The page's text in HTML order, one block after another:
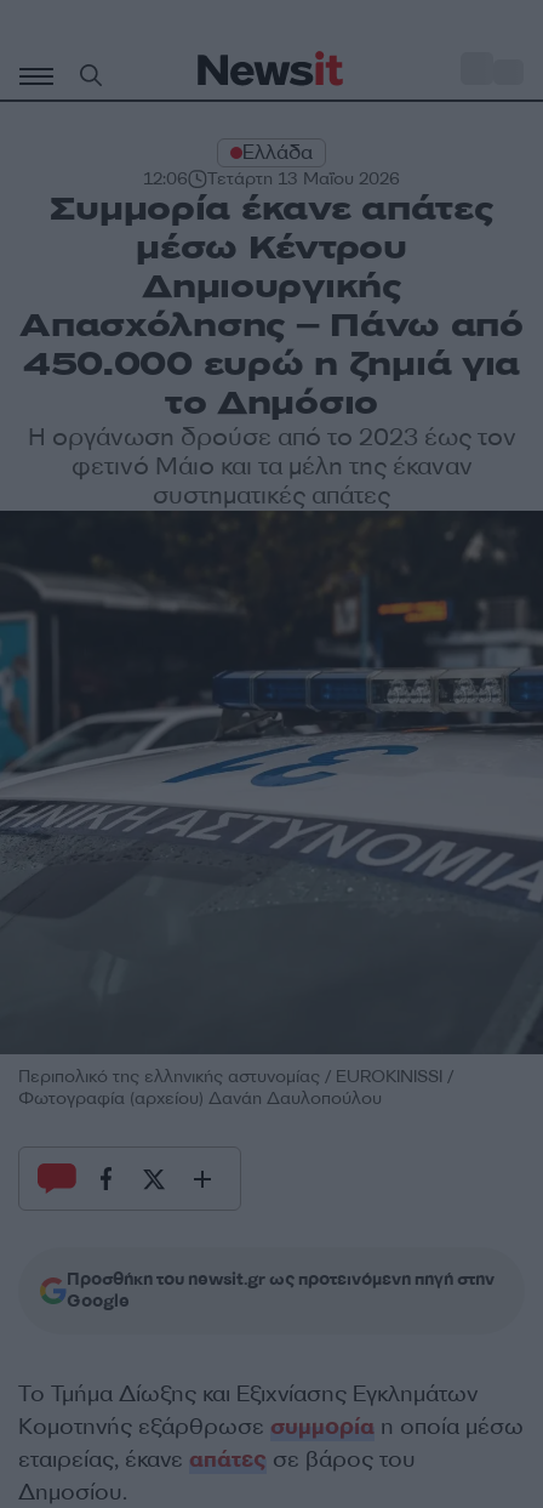
περιεχόμενο
Ελλάδα
12:06 Τετάρτη 13 Μαΐου 2026
Συμμορία έκανε απάτες
μέσω Κέντρου
Δημιουργικής
Απασχόλησης – Πάνω από
450.000 ευρώ η ζημιά για
το Δημόσιο
Η οργάνωση δρούσε από το 2023 έως τον
φετινό Μάιο και τα μέλη της έκαναν
συστηματικές απάτες
Περιπολικό της ελληνικής αστυνομίας / EUROKINISSI /
Φωτογραφία (αρχείου) Δανάη Δαυλοπούλου
Προσθήκη του newsit.gr ως προτεινόμενη πηγή στην
Google
Το Τμήμα Δίωξης και Εξιχνίασης Εγκλημάτων
Κομοτηνής εξάρθρωσε συμμορία η οποία μέσω
εταιρείας, έκανε απάτες σε βάρος του
Δημοσίου.